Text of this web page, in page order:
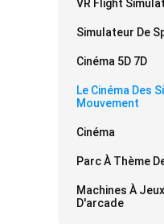
VR Flight
Simulateur De
Cinéma 5D 7D
Le Cinéma Des
Mouvement
Cinéma
Parc À Thème
Machines À Jeux
D'arcade